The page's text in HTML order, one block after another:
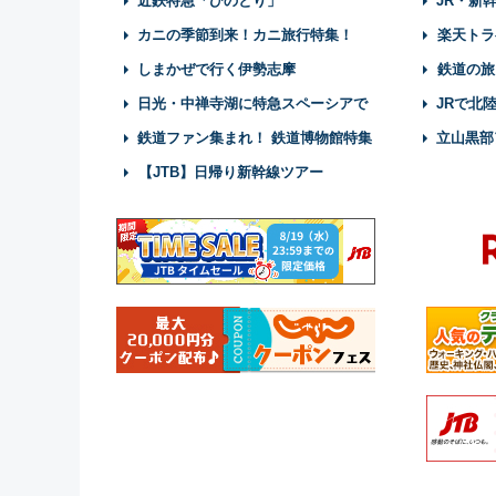
カニの季節到来！カニ旅行特集！ 楽天ト
しまかぜで行く伊勢志摩 鉄道の
日光・中禅寺湖に特急スペーシアで JRで北
鉄道ファン集まれ！ 鉄道博物館特集 立山黒
【JTB】日帰り新幹線ツアー